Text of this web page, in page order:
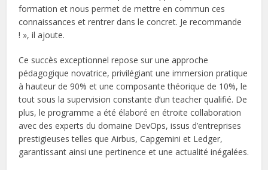
formation et nous permet de mettre en commun ces
connaissances et rentrer dans le concret. Je recommande
! », il ajoute.
Ce succès exceptionnel repose sur une approche
pédagogique novatrice, privilégiant une immersion pratique
à hauteur de 90% et une composante théorique de 10%, le
tout sous la supervision constante d’un teacher qualifié. De
plus, le programme a été élaboré en étroite collaboration
avec des experts du domaine DevOps, issus d’entreprises
prestigieuses telles que Airbus, Capgemini et Ledger,
garantissant ainsi une pertinence et une actualité inégalées.